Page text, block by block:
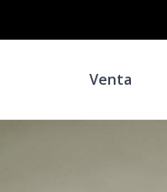
Venta